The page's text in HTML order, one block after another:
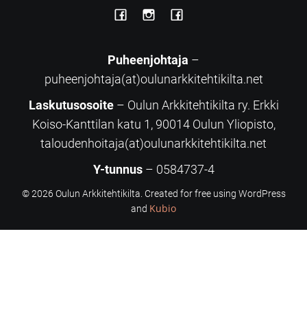
Puheenjohtaja –
puheenjohtaja(at)oulunarkkitehtikilta.net
Laskutusosoite– Oulun Arkkitehtikilta ry. Erkki
Koiso-Kanttilan katu 1, 90014 Oulun Yliopisto,
taloudenhoitaja(at)oulunarkkitehtikilta.net
Y-tunnus – 0584737-4
© 2026 Oulun Arkkitehtikilta. Created for free using WordPress
and Kubio